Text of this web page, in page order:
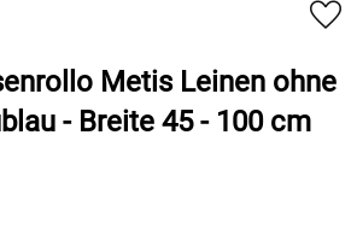
Metis Leinen ohne
- Breite 45 - 100 cm